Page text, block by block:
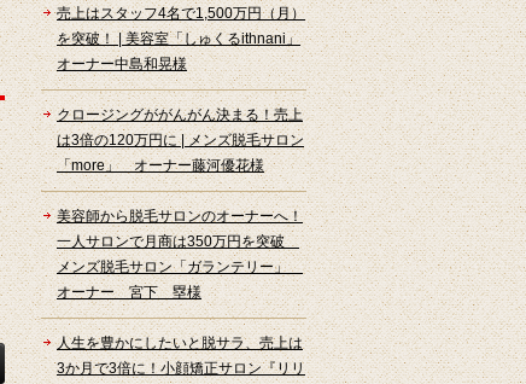
売上はスタッフ4名で1,500万円（月）
を突破！ | 美容室「しゅくるithnani」
オーナー中島和晃様
クロージングががんがん決まる！売上
は3倍の120万円に | メンズ脱毛サロン
「more」 オーナー藤河優花様
美容師から脱毛サロンのオーナーへ！
一人サロンで月商は350万円を突破
メンズ脱毛サロン「ガランテリー」
オーナー 宮下 塁様
人生を豊かにしたいと脱サラ、売上は
3か月で3倍に！小顔矯正サロン『リリ